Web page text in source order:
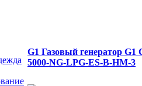
G1 Газовый генератор G1
5000-NG-LPG-ES-B-HM-3